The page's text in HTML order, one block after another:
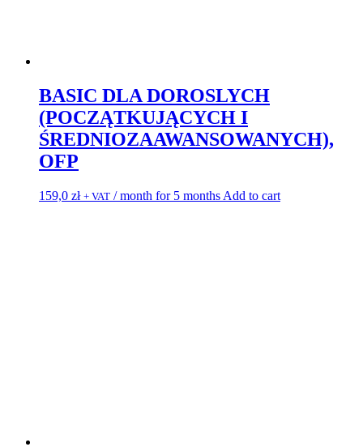
BASIC DLA DOROSLYCH
(POCZĄTKUJĄCYCH I
ŚREDNIOZAAWANSOWANYCH),
OFP
159,0 zł + VAT / month for 5 months Add to cart